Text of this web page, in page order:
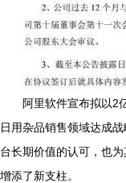
阿里软件宣布拟以2
日用杂品销售领域达成
台长期价值的认可，也
增添了新支柱。